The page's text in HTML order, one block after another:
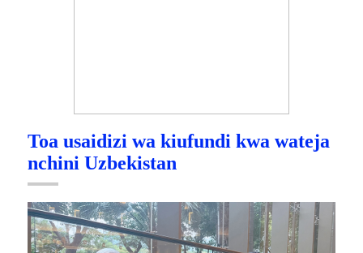
Toa usaidizi wa kiufundi kwa wateja
nchini Uzbekistan